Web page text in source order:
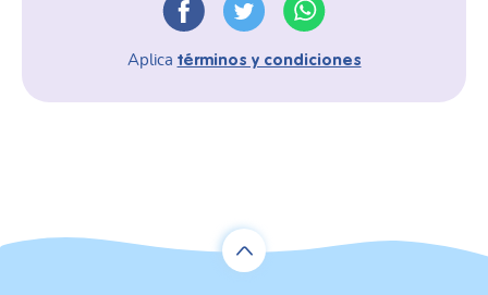
Aplica términos y condiciones